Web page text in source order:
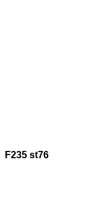
F235 st76